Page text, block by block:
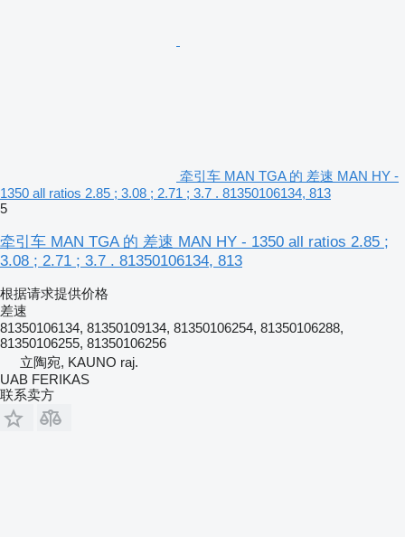
牵引车 MAN TGA 的 差速 MAN HY -
1350 all ratios 2.85 ; 3.08 ; 2.71 ; 3.7 . 81350106134, 813
5
牵引车 MAN TGA 的 差速 MAN HY - 1350 all ratios 2.85 ;
3.08 ; 2.71 ; 3.7 . 81350106134, 813
根据请求提供价格
差速
81350106134, 81350109134, 81350106254, 81350106288,
81350106255, 81350106256
立陶宛, KAUNO raj.
UAB FERIKAS
联系卖方